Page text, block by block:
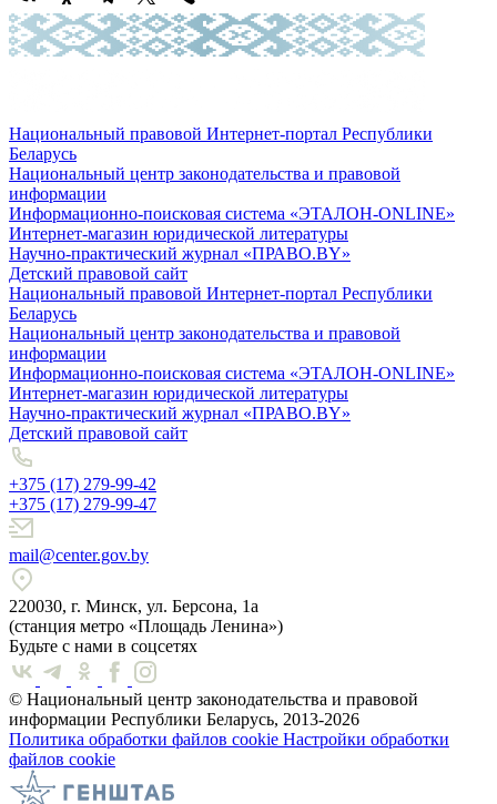
Национальный правовой Интернет-портал Республики
Беларусь
Национальный центр законодательства и правовой
информации
Информационно-поисковая система «ЭТАЛОН-ONLINE»
Интернет-магазин юридической литературы
Научно-практический журнал «ПРАВО.BY»
Детский правовой сайт
Национальный правовой Интернет-портал Республики
Беларусь
Национальный центр законодательства и правовой
информации
Информационно-поисковая система «ЭТАЛОН-ONLINE»
Интернет-магазин юридической литературы
Научно-практический журнал «ПРАВО.BY»
Детский правовой сайт
+375 (17) 279-99-42
+375 (17) 279-99-47
mail@center.gov.by
220030, г. Минск, ул. Берсона, 1а
(станция метро «Площадь Ленина»)
Будьте с нами в соцсетях
© Национальный центр законодательства и правовой
информации Республики Беларусь, 2013-2026
Политика обработки файлов cookie Настройки обработки
файлов cookie